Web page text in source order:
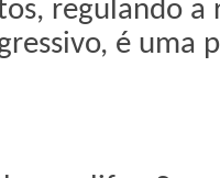
regulando a
é uma